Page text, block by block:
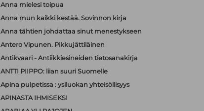
Anna mielesi toipua
Anna mun kaikki kestää. Sovinnon kirja
Anna tähtien johdattaa sinut menestykseen
Antero Vipunen. Pikkujättiläinen
Antikvaari - Antiikkiesineiden tietosanakirja
ANTTI PIIPPO: liian suuri Suomelle
Apina pulpetissa : ysiluokan yhteisöllisyys
APINASTA IHMISEKSI